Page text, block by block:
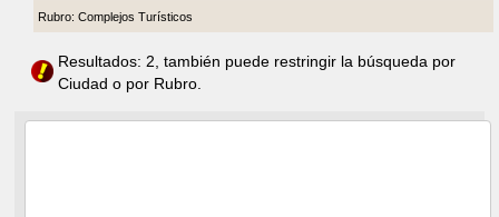
Rubro: Complejos Turísticos
Resultados: 2, también puede restringir la búsqueda por
Ciudad o por Rubro.